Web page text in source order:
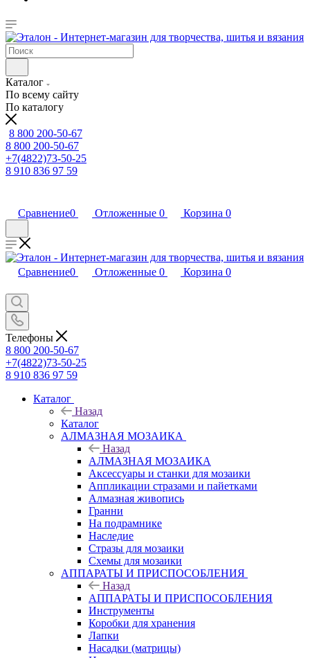
Каталог
По всему сайту
По каталогу
8 800 200-50-67
8 800 200-50-67
+7(4822)73-50-25
8 910 836 97 59
Сравнение0 Отложенные 0 Корзина 0
Сравнение0 Отложенные 0 Корзина 0
Телефоны
8 800 200-50-67
+7(4822)73-50-25
8 910 836 97 59
Каталог
Назад
Каталог
АЛМАЗНАЯ МОЗАИКА
Назад
АЛМАЗНАЯ МОЗАИКА
Аксессуары и станки для мозаики
Аппликации стразами и пайетками
Алмазная живопись
Гранни
На подрамнике
Наследие
Стразы для мозаики
Схемы для мозаики
АППАРАТЫ И ПРИСПОСОБЛЕНИЯ
Назад
АППАРАТЫ И ПРИСПОСОБЛЕНИЯ
Инструменты
Коробки для хранения
Лапки
Насадки (матрицы)